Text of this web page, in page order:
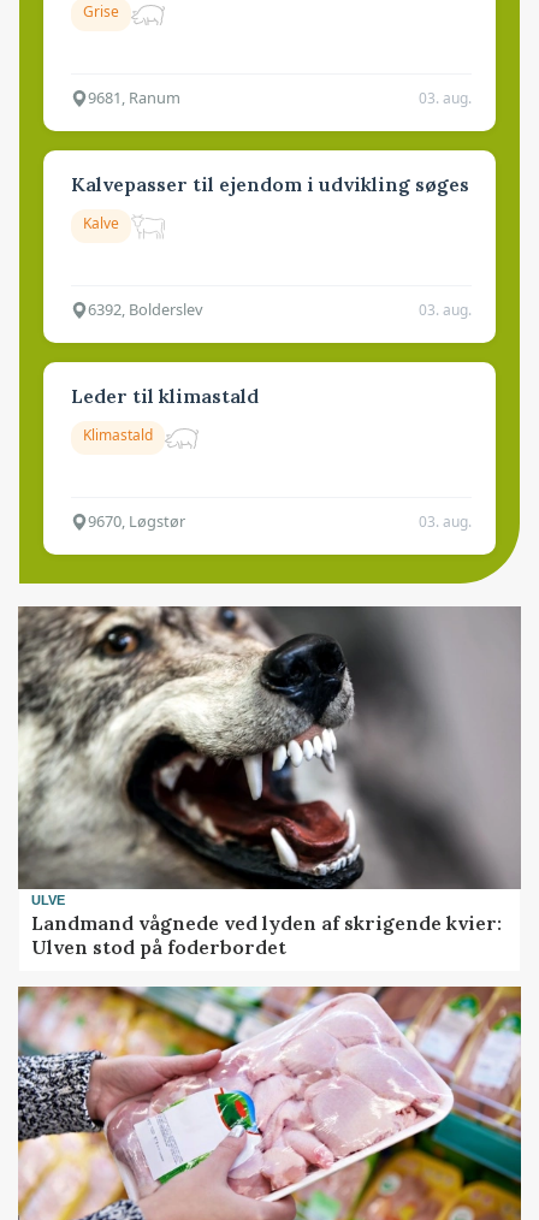
Grise
9681, Ranum 03. aug.
Kalvepasser til ejendom i udvikling søges
Kalve
6392, Bolderslev 03. aug.
Leder til klimastald
Klimastald
9670, Løgstør 03. aug.
ULVE
Landmand vågnede ved lyden af skrigende kvier:
Ulven stod på foderbordet